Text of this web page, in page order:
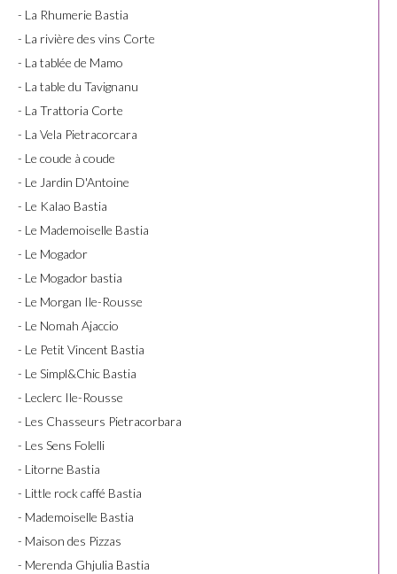
- La Rhumerie Bastia
- La rivière des vins Corte
- La tablée de Mamo
- La table du Tavignanu
- La Trattoria Corte
- La Vela Pietracorcara
- Le coude à coude
- Le Jardin D'Antoine
- Le Kalao Bastia
- Le Mademoiselle Bastia
- Le Mogador
- Le Mogador bastia
- Le Morgan Ile-Rousse
- Le Nomah Ajaccio
- Le Petit Vincent Bastia
- Le Simpl&Chic Bastia
- Leclerc Ile-Rousse
- Les Chasseurs Pietracorbara
- Les Sens Folelli
- Litorne Bastia
- Little rock caffé Bastia
- Mademoiselle Bastia
- Maison des Pizzas
- Merenda Ghjulia Bastia